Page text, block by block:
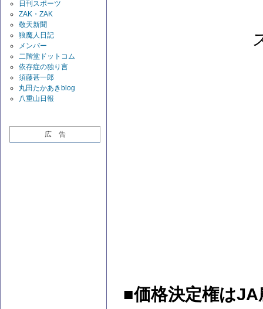
日刊スポーツ
ZAK・ZAK
敬天新聞
狼魔人日記
メンバー
二階堂ドットコム
依存症の独り言
須藤甚一郎
丸田たかあきblog
八重山日報
広 告
■価格決定権は